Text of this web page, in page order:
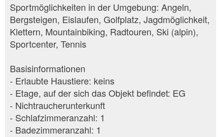
Sportmöglichkeiten in der Umgebung: Angeln,
Bergsteigen, Eislaufen, Golfplatz, Jagdmöglichkeit,
Klettern, Mountainbiking, Radtouren, Ski (alpin),
Sportcenter, Tennis
Basisinformationen
- Erlaubte Haustiere: keins
- Etage, auf der sich das Objekt befindet: EG
- Nichtraucherunterkunft
- Schlafzimmeranzahl: 1
- Badezimmeranzahl: 1